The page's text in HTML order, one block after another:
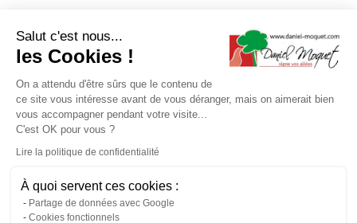
Salut c'est nous...
les Cookies !
On a attendu d'être sûrs que le contenu de
ce site vous intéresse avant de vous déranger, mais on aimerait bien
vous accompagner pendant votre visite...
C'est OK pour vous ?
Lire la politique de confidentialité
À quoi servent ces cookies :
Partage de données avec Google
Cookies fonctionnels